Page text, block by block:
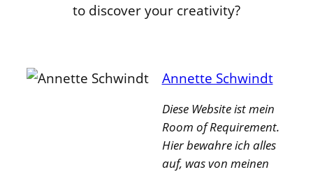
to discover your creativity?
Annette Schwindt
Diese Website ist mein
Room of Requirement.
Hier bewahre ich alles
auf, was von meinen